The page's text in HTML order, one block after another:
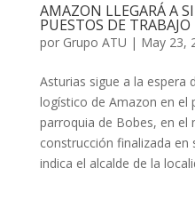
AMAZON LLEGARÁ A
PUESTOS DE TRABAJO
por Grupo ATU | May 23,
Asturias sigue a la espera
logístico de Amazon en el
parroquia de Bobes, en el
construcción finalizada
indica el alcalde de la